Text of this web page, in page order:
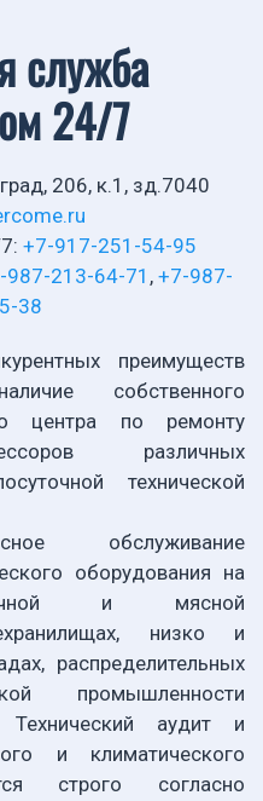
служба
24/7
206, к.1, зд.7040
+7-917-251-54-95
987-213-64-71 , +7-987-
38
преимуществ
собственного
центра по ремонту
различных
технической
обслуживание
оборудования на
и мясной
низко и
распределительных
промышленности
Технический аудит и
и климатического
строго согласно